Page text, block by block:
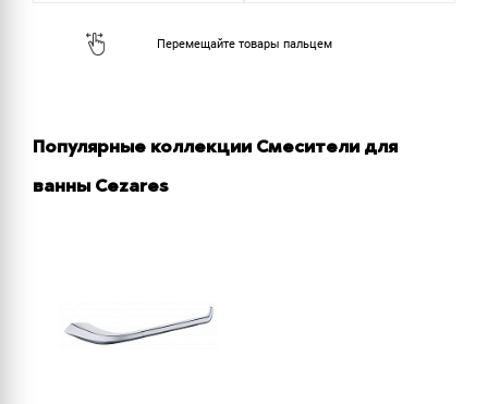
Популярные коллекции Смесители для
ванны Cezares